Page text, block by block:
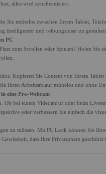
alles wird synchronisiert.
Sie mühelos zwischen Ihrem Tablet,
intelligenter und reibungsloser zu gestalten.
PC
zum Scrollen oder Spielen? Holen Sie
Kopieren Sie Content von Ihrem
Ihren Arbeitsablauf mühelos und ohne
eine Pro-Webcam
Ob bei einem Videoanruf oder beim
oder verbessern Sie einfach die
zu müssen. Mit PC Lock können Sie
dass Ihre Privatsphäre geschützt